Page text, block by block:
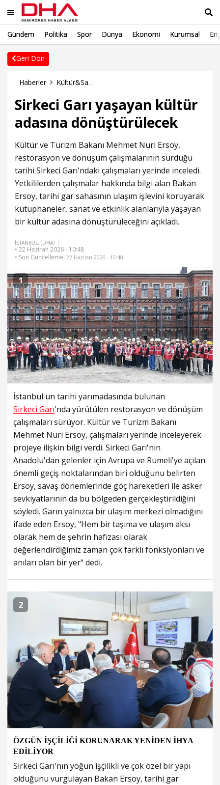
Geri Dön
Gündem Politika Spor Dünya Ekonomi Kurumsal
Haberler Kültür&Sanat Haberleri
Sirkeci Garı yaşayan kültür
adasına dönüştürülecek
Kültürve Turizm Bakanı Mehmet Nuri Ersoy,
restorasyon ve dönüşüm çalışmalarının sürdüğü
tarihi Sirkeci Garı'ndaki çalışmaları yerinde inceledi.
Yetkililerden çalışmalar hakkında bilgi alan Bakan
Ersoy, tarihi gar sahasının ulaşım işlevini koruyarak
kütüphaneler, sanat ve etkinlik alanlarıyla yaşayan
bir kültür adasına dönüştürüleceğini açıkladı.
İSTANBUL, (DHA)
• 22 Haziran 2026 - 10:48
• Son Güncelleme: 22 Haziran 2026 - 10:48
1
İstanbul'un tarihi yarımadasında bulunan
Sirkeci Garı'nda yürütülen restorasyon ve dönüşüm
çalışmaları sürüyor. Kültür ve Turizm Bakanı
Mehmet Nuri Ersoy, çalışmaları yerinde inceleyerek
projeye ilişkin bilgi verdi. Sirkeci Garı'nın
Anadolu'dan gelenler için Avrupa ve Rumeli'ye açılan
önemli geçiş noktalarından biri olduğunu belirten
Ersoy, savaş dönemlerinde göç hareketleri ile asker
sevkiyatlarının da bu bölgeden gerçekleştirildiğini
söyledi. Garın yalnızca bir ulaşım merkezi olmadığını
ifade eden Ersoy, "Hem bir taşıma ve ulaşım aksı
olarak hem de şehrin hafızası olarak
değerlendirdiğimiz zaman çok farklı fonksiyonları ve
anıları olan bir yer" dedi.
2
ÖZGÜN İŞÇİLİĞİ KORUNARAK YENİDEN İHYA
EDİLİYOR
Sirkeci Garı'nın yoğun işçilikli ve çok özel bir yapı
olduğunu vurgulayan Bakan Ersoy, tarihi gar